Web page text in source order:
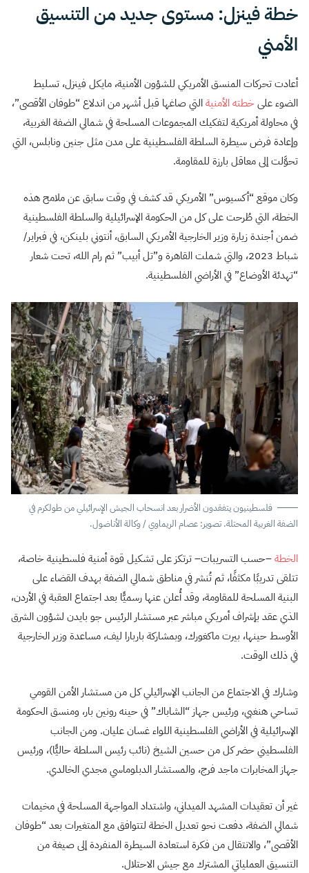
خطة فينزل: مستوى جديد من التنسيق
الأمني
أعادت تحركات المنسق الأمريكي للشؤون الأمنية، مايكل فينزل، تسليط
الضوء علىخطته الأمنيةالتي صاغها قبل أشهر من اندلاع “طوفان الأقصى”،
في محاولة أمريكية لتفكيك المجموعات المسلحة في شمالي الضفة الغربية،
وإعادة فرض سيطرة السلطة الفلسطينية على مدن مثل جنين ونابلس، التي
تحوَّلت إلى معاقل بارزة للمقاومة.
وكان موقع “أكسيوس” الأمريكي قد كشف في وقت سابق عن ملامح هذه
الخطة، التي طُرحت على كل من الحكومة الإسرائيلية والسلطة الفلسطينية
ضمن أجندة زيارة وزير الخارجية الأمريكي السابق، أنتوني بلينكن، في فبراير/
شباط 2023، والتي شملت القاهرة و”تل أبيب” ثم رام الله، تحت شعار
“تهدئة الأوضاع” في الأراضي الفلسطينية.
فلسطينيون يتفقدون الأضرار بعد انسحاب الجيش الإسرائيلي من طولكرم في
الضفة الغربية المحتلة. تصوير: عصام الريماوي / وكالة الأناضول.
الخطة–حسب التسريبات– ترتكز على تشكيل قوة أمنية فلسطينية خاصة،
تتلقى تدريبًا مكثفًا، ثم تُنشر في مناطق شمالي الضفة بهدف القضاء على
البنية المسلحة للمقاومة، وقد أُعلن عنها رسميًّا بعد اجتماع العقبة في الأردن،
الذي عقد بإشراف أمريكي مباشر عبر مستشار الرئيس جو بايدن لشؤون الشرق
الأوسط حينها، بيرت ماكغورك، وبمشاركة باربارا ليف، مساعدة وزير الخارجية
في ذلك الوقت.
وشارك في الاجتماع من الجانب الإسرائيلي كل من مستشار الأمن القومي
تساحي هنغبي، ورئيس جهاز “الشاباك” في حينه رونين بار، ومنسق الحكومة
الإسرائيلية في الأراضي الفلسطينية اللواء غسان عليان. ومن الجانب
الفلسطيني حضر كل من حسين الشيخ (نائب رئيس السلطة حاليًّا)، ورئيس
جهاز المخابرات ماجد فرج، والمستشار الدبلوماسي مجدي الخالدي.
غير أن تعقيدات المشهد الميداني، واشتداد المواجهة المسلحة في مخيمات
شمالي الضفة، دفعت نحو تعديل الخطة لتتوافق مع المتغيرات بعد “طوفان
الأقصى”، والانتقال من فكرة استعادة السيطرة المنفردة إلى صيغة من
التنسيق العملياتي المشترك مع جيش الاحتلال.